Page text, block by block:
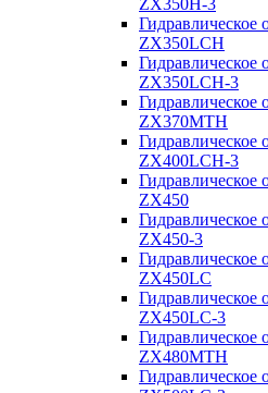
ZX350H-3
Гидравлическое
ZX350LCH
Гидравлическое
ZX350LCH-3
Гидравлическое
ZX370MTH
Гидравлическое
ZX400LCH-3
Гидравлическое
ZX450
Гидравлическое
ZX450-3
Гидравлическое
ZX450LC
Гидравлическое
ZX450LC-3
Гидравлическое
ZX480MTH
Гидравлическое